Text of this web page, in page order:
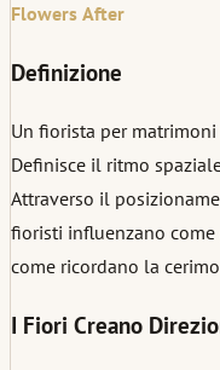
Flowers After
Definizione
Un fiorista per
Definisce il ritmo
Attraverso il
fioristi influenzano
come ricordano la
I Fiori Creano